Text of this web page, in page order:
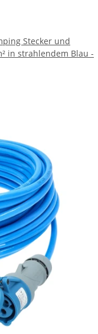
Stecker und
in strahlendem Blau -